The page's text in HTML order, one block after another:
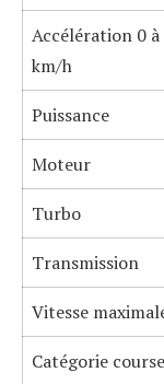
Accélération 0 à
km/h
Puissance
Moteur
Turbo
Transmission
Vitesse
Catégorie course